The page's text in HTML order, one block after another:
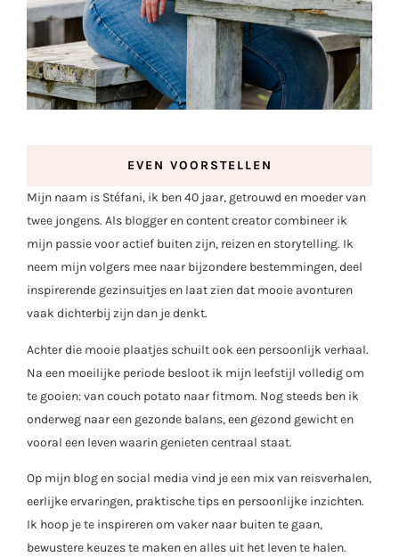
EVEN VOORSTELLEN
Mijn naam is Stéfani, ik ben 40 jaar, getrouwd en moeder van
twee jongens. Als blogger en content creator combineer ik
mijn passie voor actief buiten zijn, reizen en storytelling. Ik
neem mijn volgers mee naar bijzondere bestemmingen, deel
inspirerende gezinsuitjes en laat zien dat mooie avonturen
vaak dichterbij zijn dan je denkt.
Achter die mooie plaatjes schuilt ook een persoonlijk verhaal.
Na een moeilijke periode besloot ik mijn leefstijl volledig om
te gooien: van couch potato naar fitmom. Nog steeds ben ik
onderweg naar een gezonde balans, een gezond gewicht en
vooral een leven waarin genieten centraal staat.
Op mijn blog en social media vind je een mix van reisverhalen,
eerlijke ervaringen, praktische tips en persoonlijke inzichten.
Ik hoop je te inspireren om vaker naar buiten te gaan,
bewustere keuzes te maken en alles uit het leven te halen.